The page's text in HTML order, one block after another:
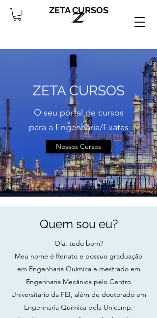
ZETA CURSOS
ZETA CURSOS
O seu portal de cursos
para a Engenharia/Exatas
Nossos Cursos
Quem sou eu?
Olá, tudo bom?
Meu nome é Renato e possuo graduação
em Engenharia Química e mestrado em
Engenharia Mecânica pelo Centro
Universitário da FEI, além de doutorado em
Engenharia Química pela Unicamp.